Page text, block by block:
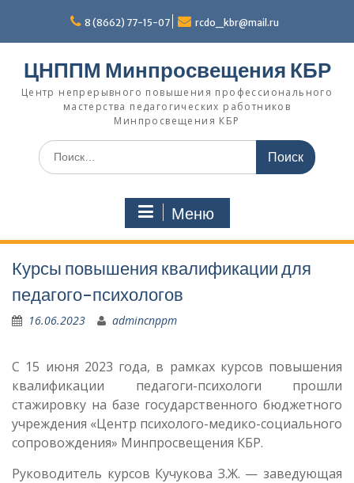
содержимому
8 (8662) 77-15-07 rcdo_kbr@mail.ru
ЦНППМ Минпросвещения КБР
Центр непрерывного повышения профессионального
мастерства педагогических работников
Минпросвещения КБР
Искать:
Меню
Курсы повышения квалификации для
педагого-психологов
16.06.2023 admincnppm
С 15 июня 2023 года, в рамках курсов повышения
квалификации педагоги-психологи прошли
стажировку на базе государственного бюджетного
учреждения «Центр психолого-медико-социального
сопровождения» Минпросвещения КБР.
Руководитель курсов Кучукова З.Ж. — заведующая